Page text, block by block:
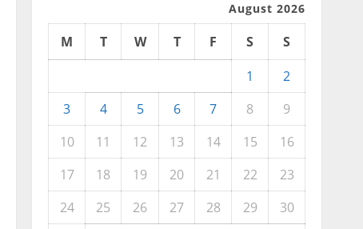
August 2026
M T W T F S
S
1
2
3
4 5 6 7 8
9
10
11 12 13 14 15
16
17
18 19 20 21 22
23
24
25 26 27 28 29
30